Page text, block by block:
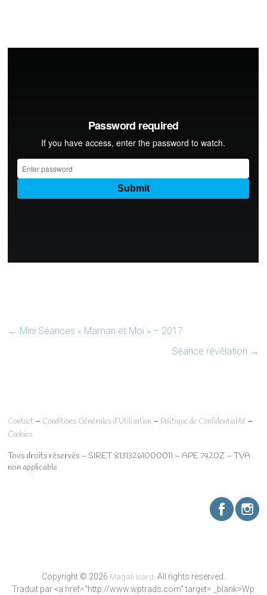
← Mini Séances « Maman et Moi » – 2017
Séance révélation →
Contact – Conditions Générales d’Utilisation – Politique de Confidentialité –
Cookies
Tous droits réservés – SIRET 81313261000011 – APE 7420Z – TVA
non applicable
Copyright © 2026 Magali Icard . All rights reserved.
Traduit par <a href="http://www.wptrads.com" target= _blank>Wp